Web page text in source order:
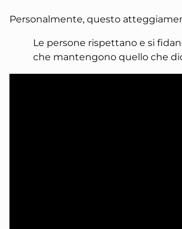
Personalmente, questo
Le persone rispettano e si
che mantengono quello che